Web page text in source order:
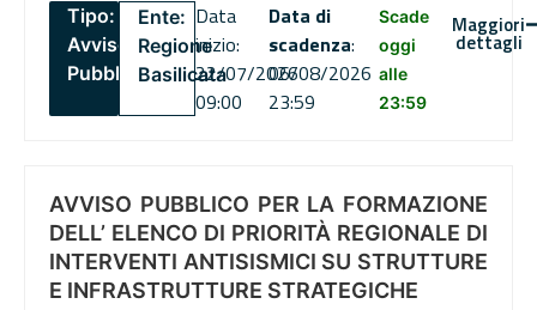
Tipo:
Avviso
Pubblico
Ente:
Regione
Basilicata
Data
inizio:
22/07/2026
09:00
Data di
scadenza:
06/08/2026
23:59
Scade
oggi
alle
23:59
Maggiori
dettagli
AVVISO PUBBLICO PER LA FORMAZIONE
DELL’ ELENCO DI PRIORITÀ REGIONALE DI
INTERVENTI ANTISISMICI SU STRUTTURE
E INFRASTRUTTURE STRATEGICHE